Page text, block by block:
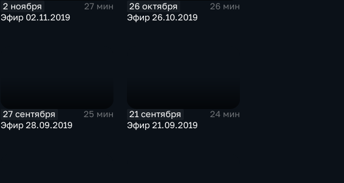
2 ноября
27 мин
Эфир 02.11.2019
26 октября
26 мин
Эфир 26.10.2019
27 сентября
25 мин
Эфир 28.09.2019
21 сентября
24 мин
Эфир 21.09.2019